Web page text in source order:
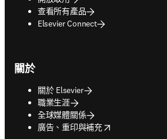
查看所有產品
Elsevier Connect
關於
關於 Elsevier
職業生涯
全球媒體關係
廣告、重印與補充
opens in new tab/window